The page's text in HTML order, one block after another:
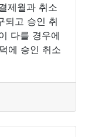
제월과 취소
되고 승인 취
다를 경우에
에 승인 취소